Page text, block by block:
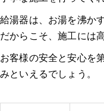
給湯器は、お湯を沸か
だからこそ、施工には
お客様の安全と安心を
みといえるでしょう。